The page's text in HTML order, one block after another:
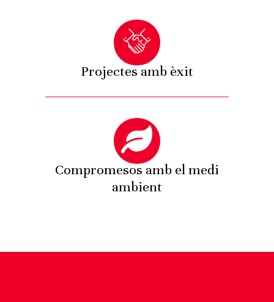
Projectes amb èxit
Compromesos amb el medi
ambient